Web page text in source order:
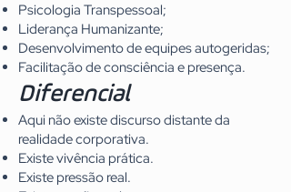
Psicologia Transpessoal;
Liderança Humanizante;
Desenvolvimento de equipes autogeridas;
Facilitação de consciência e presença.
Diferencial
Aqui não existe discurso distante da
realidade corporativa.
Existe vivência prática.
Existe pressão real.